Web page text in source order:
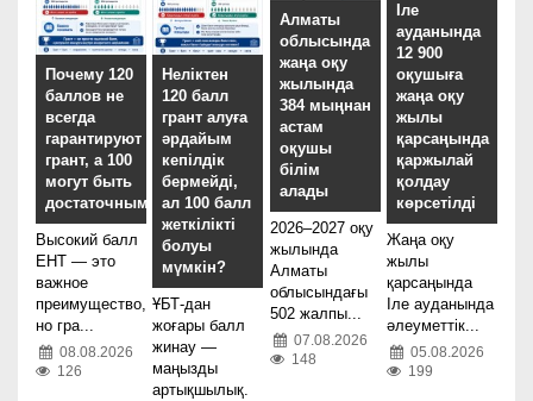
Почему 120
баллов не
всегда
гарантируют
грант, а 100
могут быть
достаточными?
Высокий балл
ЕНТ — это
важное
преимущество,
но гра...
08.08.2026
126
Неліктен
120 балл
грант алуға
әрдайым
кепілдік
бермейді,
ал 100 балл
жеткілікті
болуы
мүмкін?
ҰБТ-дан
жоғары балл
жинау —
маңызды
артықшылық.
Алматы
облысында
жаңа оқу
жылында
384 мыңнан
астам
оқушы
білім
алады
2026–2027 оқу
жылында
Алматы
облысындағы
502 жалпы...
07.08.2026
148
Іле
ауданында
12 900
оқушыға
жаңа оқу
жылы
қарсаңында
қаржылай
қолдау
көрсетілді
Жаңа оқу
жылы
қарсаңында
Іле ауданында
әлеуметтік...
05.08.2026
199